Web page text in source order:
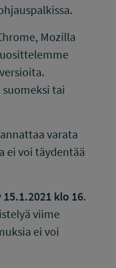
Mozilla
tai
varata
ei voi täydentää
15.1.2021 klo 16.
viime
ei voi